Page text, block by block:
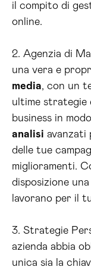
il compito di
online.
2. Agenzia di
una vera e
media, con un
ultime strategie
business in
analisi avanzati
delle tue
miglioramenti.
disposizione
lavorano per il
3. Strategie
azienda abbia
unica sia la